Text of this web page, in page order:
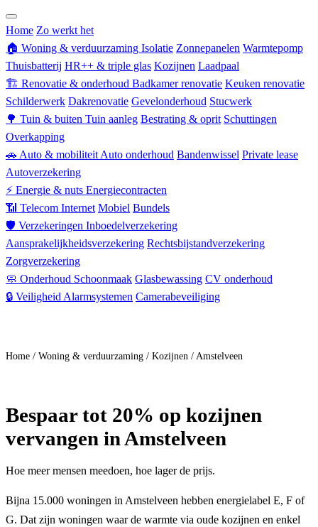
Home Zo werkt het
🏠 Woning & verduurzaming Isolatie Zonnepanelen Warmtepomp
Thuisbatterij HR++ & triple glas Kozijnen Laadpaal
🏗 Renovatie & onderhoud Badkamer renovatie Keuken renovatie
Schilderwerk Dakrenovatie Gevelonderhoud Stucwerk
🌳 Tuin & buiten Tuin aanleg Bestrating & oprit Schuttingen
Overkapping
🚗 Auto & mobiliteit Auto onderhoud Bandenwissel Private lease
Autoverzekering
⚡ Energie & nuts Energiecontracten
📶 Telecom Internet Mobiel Bundels
🛡 Verzekeringen Inboedelverzekering
Aansprakelijkheidsverzekering Rechtsbijstandverzekering
Zorgverzekering
🧼 Onderhoud Schoonmaak Glasbewassing CV onderhoud
🔒 Veiligheid Alarmsystemen Camerabeveiliging
Home / Woning & verduurzaming / Kozijnen / Amstelveen
Bespaartot 20% op kozijnen
vervangen in Amstelveen
Hoe meer mensen meedoen, hoe lager de prijs.
Bijna 15.000 woningen in Amstelveen hebben energielabel E, F of
G. Dat zijn woningen waar de warmte via oude kozijnen en enkel